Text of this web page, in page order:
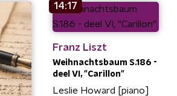
14:17
Franz Liszt
Weihnachtsbaum S.186 -
deel VI, "Carillon"
Leslie Howard [piano]